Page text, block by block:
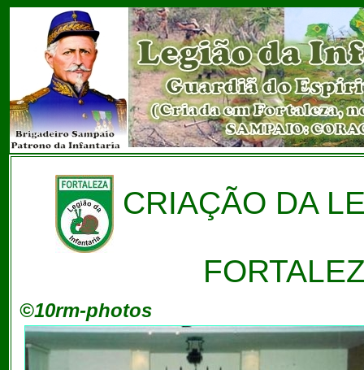
CRIAÇÃO DA
©10rm-photos